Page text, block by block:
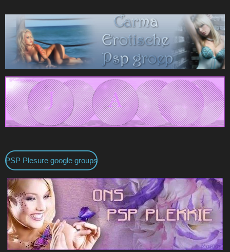
PSP Plesure google groups